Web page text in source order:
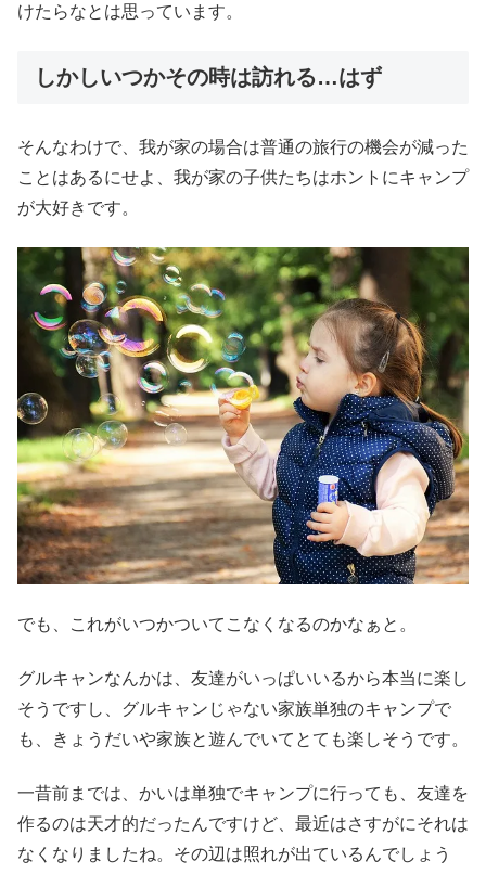
けたらなとは思っています。
しかしいつかその時は訪れる…はず
そんなわけで、我が家の場合は普通の旅行の機会が減った
ことはあるにせよ、我が家の子供たちはホントにキャンプ
が大好きです。
でも、これがいつかついてこなくなるのかなぁと。
グルキャンなんかは、友達がいっぱいいるから本当に楽し
そうですし、グルキャンじゃない家族単独のキャンプで
も、きょうだいや家族と遊んでいてとても楽しそうです。
一昔前までは、かいは単独でキャンプに行っても、友達を
作るのは天才的だったんですけど、最近はさすがにそれは
なくなりましたね。その辺は照れが出ているんでしょう